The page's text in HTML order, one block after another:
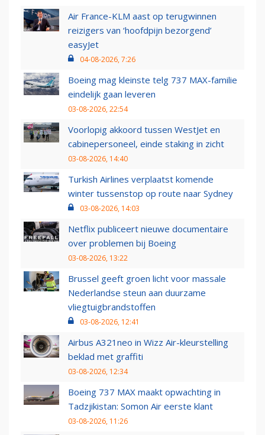
Air France-KLM aast op terugwinnen
reizigers van ‘hoofdpijn bezorgend’
easyJet
04-08-2026, 7:26
Boeing mag kleinste telg 737 MAX-familie
eindelijk gaan leveren
03-08-2026, 22:54
Voorlopig akkoord tussen WestJet en
cabinepersoneel, einde staking in zicht
03-08-2026, 14:40
Turkish Airlines verplaatst komende
winter tussenstop op route naar Sydney
03-08-2026, 14:03
Netflix publiceert nieuwe documentaire
over problemen bij Boeing
03-08-2026, 13:22
Brussel geeft groen licht voor massale
Nederlandse steun aan duurzame
vliegtuigbrandstoffen
03-08-2026, 12:41
Airbus A321neo in Wizz Air-kleurstelling
beklad met graffiti
03-08-2026, 12:34
Boeing 737 MAX maakt opwachting in
Tadzjikistan: Somon Air eerste klant
03-08-2026, 11:26